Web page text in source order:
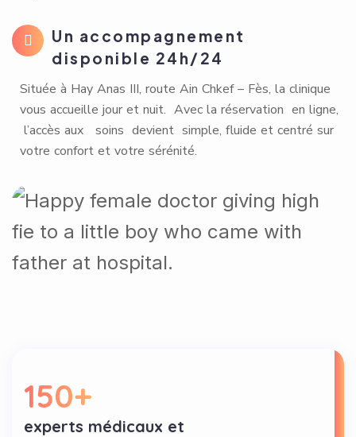
Un accompagnement
disponible 24h/24
Située à Hay Anas III, route Ain Chkef – Fès, la clinique
vous accueille jour et nuit. Avec la réservation en ligne,
l’accès aux soins devient simple, fluide et centré sur
votre confort et votre sérénité.
150+
experts médicaux et